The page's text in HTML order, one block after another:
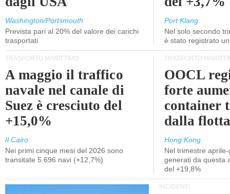
Washington/Portsmouth
Prevista pari al 20% del valore dei carichi
trasportati
Port Klang
Nel solo secondo
è stato registrato
TRASPORTO MARITTIMO
A maggio il traffico
navale nel canale di
Suez è cresciuto del
+15,0%
Il Cairo
Nei primi cinque mesi del 2026 sono
transitate 5.696 navi (+12,7%)
TRASPORTO
OOCL
forte
container
dalla
Hong Kong
Nel trimestre
generati da questa
del +19,8%
INCIDENTI